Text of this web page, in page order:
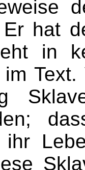
hat
in
im
ihr